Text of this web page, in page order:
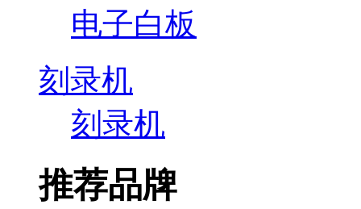
电子白板
刻录机
刻录机
推荐品牌